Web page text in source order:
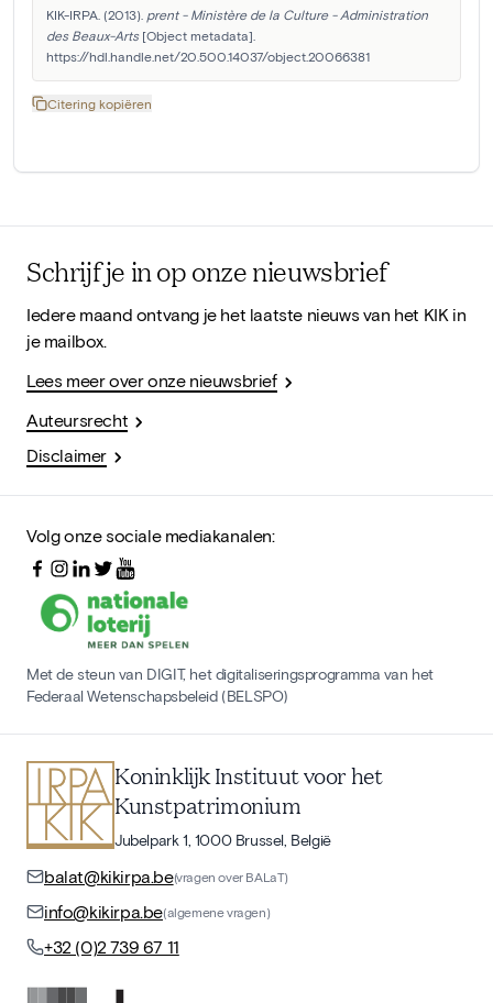
KIK-IRPA. (2013). prent - Ministère de la Culture - Administration
des Beaux-Arts [Object metadata].
https://hdl.handle.net/20.500.14037/object.20066381
Citering kopiëren
Schrijf je in op onze nieuwsbrief
Iedere maand ontvang je het laatste nieuws van het KIK in
je mailbox.
Lees meer over onze nieuwsbrief
Auteursrecht
Disclaimer
Volg onze sociale mediakanalen:
Met de steun van DIGIT, het digitaliseringsprogramma van het
Federaal Wetenschapsbeleid (BELSPO)
Koninklijk Instituut voor het
Kunstpatrimonium
Jubelpark 1, 1000 Brussel, België
balat@kikirpa.be(vragen over BALaT)
info@kikirpa.be(algemene vragen)
+32 (0)2 739 67 11